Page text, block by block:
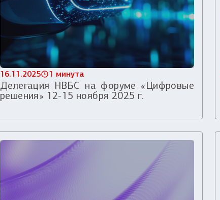
16.11.2025 1 минута
Делегация НВБС на форуме «Цифровые
решения» 12-15 ноября 2025 г.